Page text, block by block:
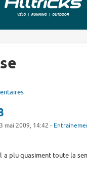
mai 2009, 14:42 -
plu quasiment toute la